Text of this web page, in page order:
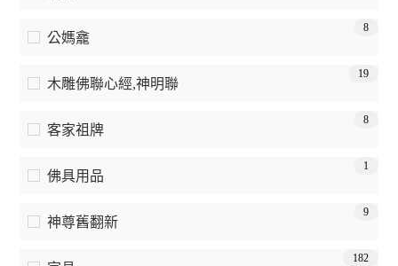
公媽龕
8
木雕佛聯心經,神明聯
19
客家祖牌
8
佛具用品
1
神尊舊翻新
9
182